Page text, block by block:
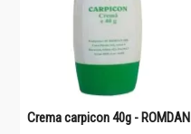
Crema carpicon 40g - ROMDAN